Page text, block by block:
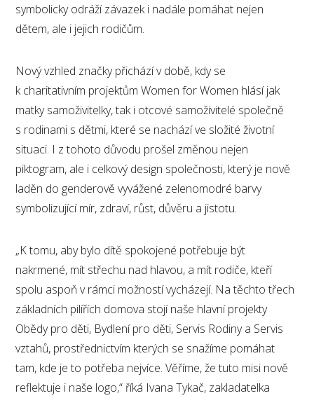
symbolicky odráží závazek i nadále pomáhat nejen
dětem, ale i jejich rodičům.
Nový vzhled značky přichází v době, kdy se
k charitativním projektům Women for Women hlásí jak
matky samoživitelky, tak i otcové samoživitelé společně
s rodinami s dětmi, které se nachází ve složité životní
situaci. I z tohoto důvodu prošel změnou nejen
piktogram, ale i celkový design společnosti, který je nově
laděn do genderově vyvážené zelenomodré barvy
symbolizující mír, zdraví, růst, důvěru a jistotu.
„K tomu, aby bylo dítě spokojené potřebuje být
nakrmené, mít střechu nad hlavou, a mít rodiče, kteří
spolu aspoň v rámci možností vycházejí. Na těchto třech
základních pilířích domova stojí naše hlavní projekty
Obědy pro děti, Bydlení pro děti, Servis Rodiny a Servis
vztahů, prostřednictvím kterých se snažíme pomáhat
tam, kde je to potřeba nejvíce. Věříme, že tuto misi nově
reflektuje i naše logo,“ říká Ivana Tykač, zakladatelka